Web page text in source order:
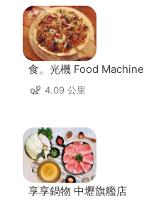
食。光機 Food Machine
4.09 公里
享享鍋物 中壢旗艦店